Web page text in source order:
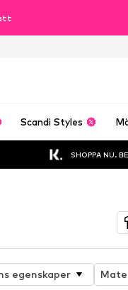
Scandi Styles
SHOPPA NU.
egenskaper